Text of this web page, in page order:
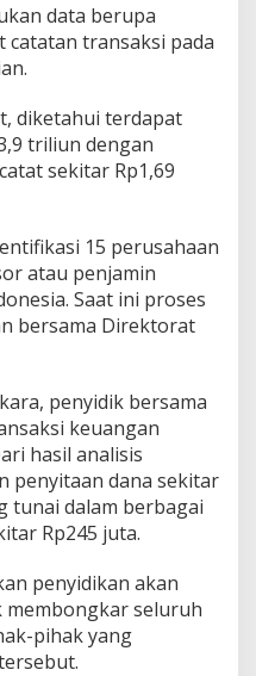
data berupa
catatan transaksi pada
diketahui terdapat
triliun dengan
sekitar Rp1,69
15 perusahaan
atau penjamin
Saat ini proses
bersama Direktorat
penyidik bersama
keuangan
hasil analisis
penyitaan dana sekitar
tunai dalam berbagai
Rp245 juta.
penyidikan akan
seluruh
pihak yang